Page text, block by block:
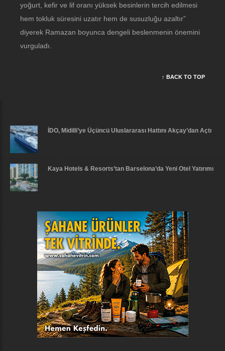
yoğurt, kefir ve lif oranı yüksek besinlerin tercih edilmesi
hem tokluk süresini uzatır hem de susuzluğu azaltır”
diyerek Ramazan boyunca dengeli beslenmenin önemini
vurguladı.
↑ BACK TO TOP
İDO, Midilli’ye Üçüncü Uluslararası Hattını Akçay’dan Açtı
Kaya Hotels & Resorts’tan Barselona’da Yeni Otel Yatırımı